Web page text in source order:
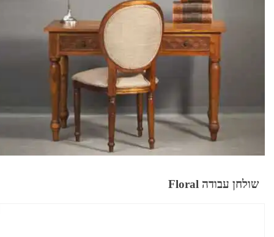
שולחן עבודה Floral